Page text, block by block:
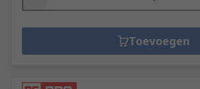
Toevoegen